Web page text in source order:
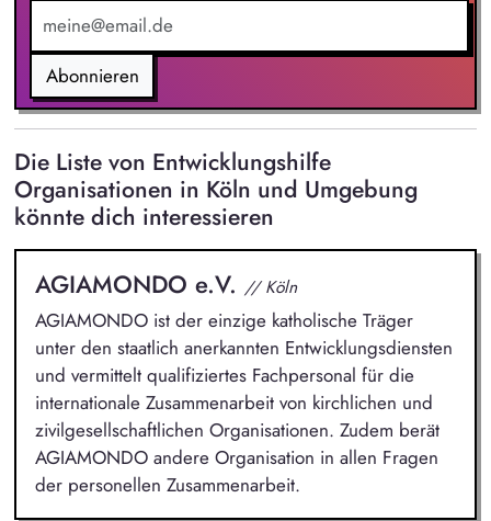
Abonnieren
Die Liste von Entwicklungshilfe
Organisationen in Köln und Umgebung
könnte dich interessieren
AGIAMONDO e.V. // Köln
AGIAMONDO ist der einzige katholische Träger
unter den staatlich anerkannten Entwicklungsdiensten
und vermittelt qualifiziertes Fachpersonal für die
internationale Zusammenarbeit von kirchlichen und
zivilgesellschaftlichen Organisationen. Zudem berät
AGIAMONDO andere Organisation in allen Fragen
der personellen Zusammenarbeit.